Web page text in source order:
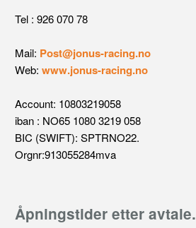
Tel : 926 070 78
Mail: Post@jonus-racing.no
Web: www.jonus-racing.no
Account: 10803219058
iban : NO65 1080 3219 058
BIC (SWIFT): SPTRNO22.
Orgnr:913055284mva
Åpningstider etter avtale.